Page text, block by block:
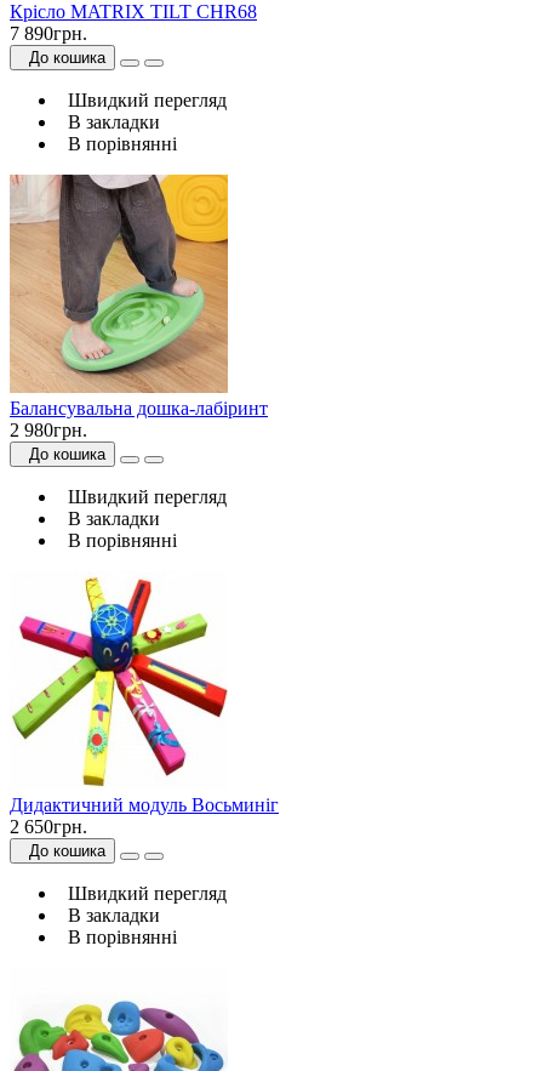
Крісло MATRIX TILT CHR68
7 890грн.
До кошика
Швидкий перегляд
В закладки
В порівнянні
Балансувальна дошка-лабіринт
2 980грн.
До кошика
Швидкий перегляд
В закладки
В порівнянні
Дидактичний модуль Восьминіг
2 650грн.
До кошика
Швидкий перегляд
В закладки
В порівнянні